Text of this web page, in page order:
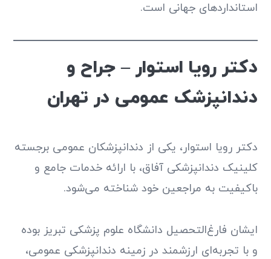
استانداردهای جهانی است.
دکتر رویا استوار – جراح و
دندانپزشک عمومی در تهران
دکتر رویا استوار، یکی از دندانپزشکان عمومی برجسته
کلینیک دندانپزشکی آفاق، با ارائه خدمات جامع و
باکیفیت به مراجعین خود شناخته می‌شود.
ایشان فارغ‌التحصیل دانشگاه علوم پزشکی تبریز بوده
و با تجربه‌ای ارزشمند در زمینه دندانپزشکی عمومی،